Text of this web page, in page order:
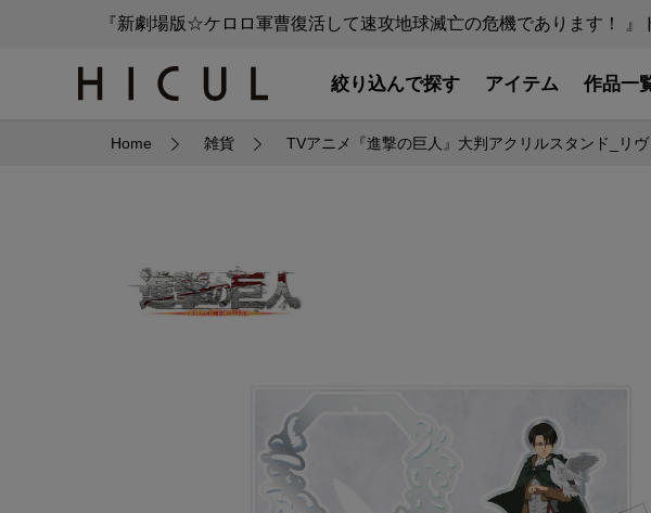
『新劇場版☆ケロロ軍曹復活して速攻地球滅亡の危機であります！
絞り込んで探す アイテム 作品一
Home 雑貨 TVアニメ『進撃の巨人』大判アクリルスタンド_リヴ